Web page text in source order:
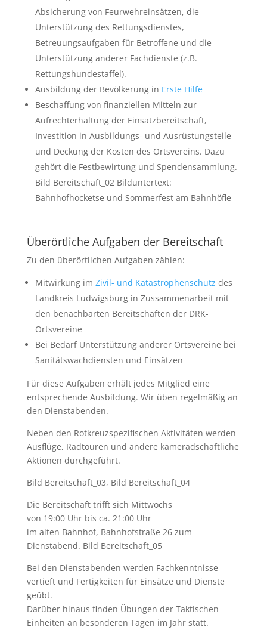
Absicherung von Feurwehreinsätzen, die
Unterstützung des Rettungsdienstes,
Betreuungsaufgaben für Betroffene und die
Unterstützung anderer Fachdienste (z.B.
Rettungshundestaffel).
Ausbildung der Bevölkerung in Erste Hilfe
Beschaffung von finanziellen Mitteln zur
Aufrechterhaltung der Einsatzbereitschaft,
Investition in Ausbildungs- und Ausrüstungsteile
und Deckung der Kosten des Ortsvereins. Dazu
gehört die Festbewirtung und Spendensammlung.
Bild Bereitschaft_02 Bilduntertext:
Bahnhofhocketse und Sommerfest am Bahnhöfle
Überörtliche Aufgaben der Bereitschaft
Zu den überörtlichen Aufgaben zählen:
Mitwirkung im Zivil- und Katastrophenschutz des
Landkreis Ludwigsburg in Zussammenarbeit mit
den benachbarten Bereitschaften der DRK-
Ortsvereine
Bei Bedarf Unterstützung anderer Ortsvereine bei
Sanitätswachdiensten und Einsätzen
Für diese Aufgaben erhält jedes Mitglied eine
entsprechende Ausbildung. Wir üben regelmäßig an
den Dienstabenden.
Neben den Rotkreuzspezifischen Aktivitäten werden
Ausflüge, Radtouren und andere kameradschaftliche
Aktionen durchgeführt.
Bild Bereitschaft_03, Bild Bereitschaft_04
Die Bereitschaft trifft sich Mittwochs
von 19:00 Uhr bis ca. 21:00 Uhr
im alten Bahnhof, Bahnhofstraße 26 zum
Dienstabend. Bild Bereitschaft_05
Bei den Dienstabenden werden Fachkenntnisse
vertieft und Fertigkeiten für Einsätze und Dienste
geübt.
Darüber hinaus finden Übungen der Taktischen
Einheiten an besonderen Tagen im Jahr statt.